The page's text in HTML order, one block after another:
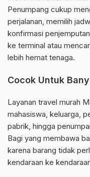
Penumpang cukup
perjalanan, memilih
konfirmasi
ke terminal atau
lebih hemat tenaga.
Cocok Untuk
Layanan travel murah
mahasiswa, keluarga,
pabrik, hingga
Bagi yang membawa
karena barang tidak
kendaraan ke